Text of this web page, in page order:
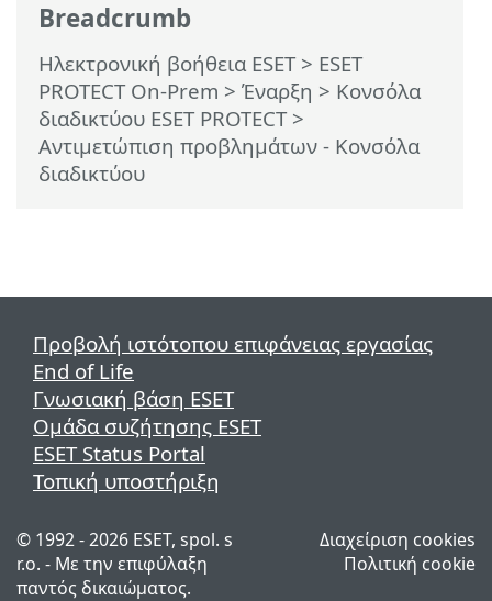
Breadcrumb
Ηλεκτρονική βοήθεια ESET> ESET
PROTECT On-Prem > Έναρξη > Κονσόλα
διαδικτύου ESET PROTECT>
Αντιμετώπιση προβλημάτων - Κονσόλα
διαδικτύου
Προβολή ιστότοπου επιφάνειας εργασίας
End of Life
Γνωσιακή βάση ESET
Ομάδα συζήτησης ESET
ESET Status Portal
Τοπική υποστήριξη
© 1992 - 2026 ESET, spol. s
r.o. - Με την επιφύλαξη
παντός δικαιώματος.
Διαχείριση cookies
Πολιτική cookie